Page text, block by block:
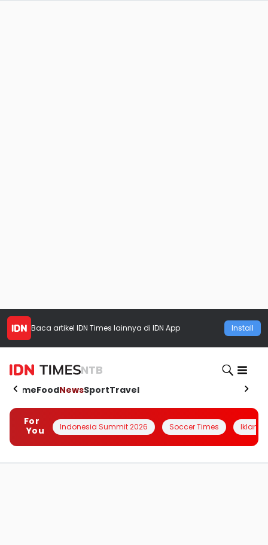
Baca artikel IDN Times lainnya di IDN App Install
NTB
HomeFoodNewsSportTravel
For
You
Indonesia Summit 2026 Soccer Times Iklanin